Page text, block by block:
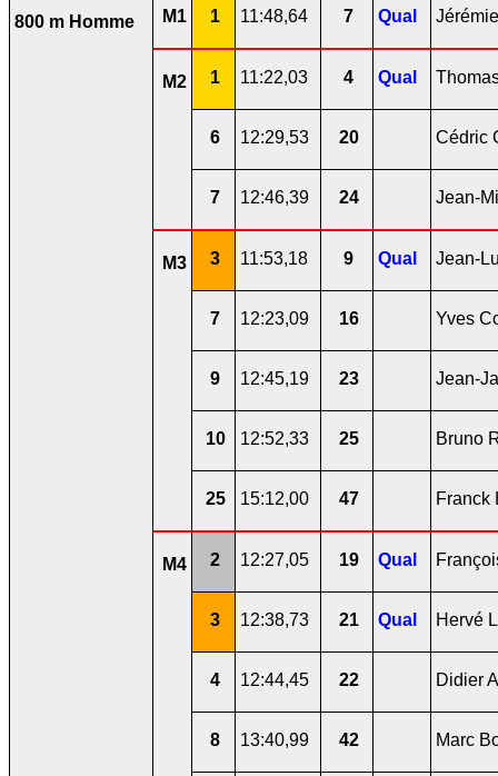
800 m Homme M1 1 11:48,64 7 Qual
M2 1 11:22,03 4 Qual
6 12:29,53 20 Cédric
7 12:46,39 24 Jean-
M3 3 11:53,18 9 Qual Jean-
7 12:23,09 16 Yves
9 12:45,19 23 Jean-
10 12:52,33 25 Bruno
25 15:12,00 47 Franck
M4 2 12:27,05 19 Qual
3 12:38,73 21 Qual Hervé
4 12:44,45 22 Didier
8 13:40,99 42 Marc